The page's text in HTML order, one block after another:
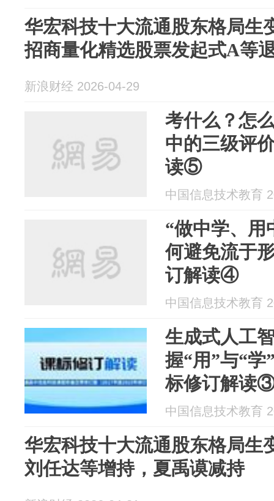
华宏科技十大流通股东格局生
招商量化精选股票发起式A等
新浪财经 2026-04-29
考什么？怎
中的三级评
读⑤
中国信息技术教育
“做中学、用
何避免流于
订解读④
中国信息技术教育
生成式人工
握“用”与“学
标修订解读
中国信息技术教育
华宏科技十大流通股东格局生
刘任达等增持，夏禹谟减持